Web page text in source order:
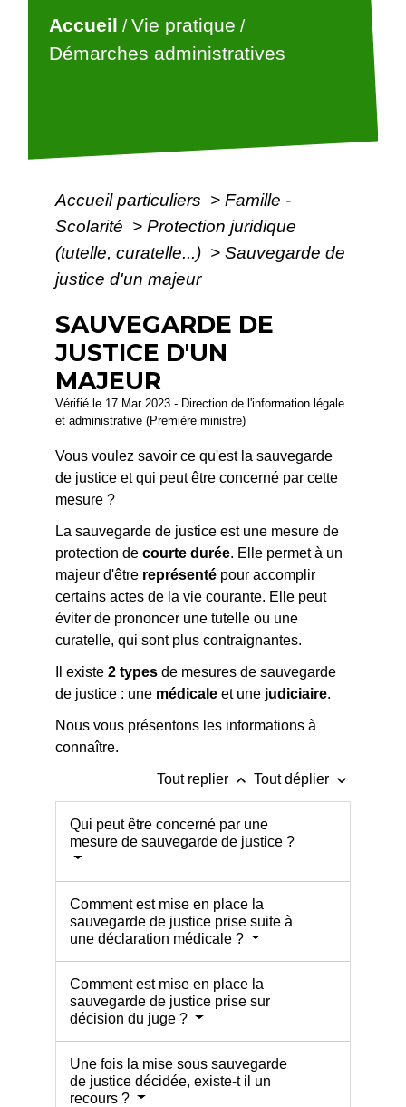
Accueil /Vie pratique /
Démarches administratives
Accueil particuliers > Famille -
Scolarité > Protection juridique
(tutelle, curatelle...) > Sauvegarde de
justice d'un majeur
SAUVEGARDE DE
JUSTICE D'UN
MAJEUR
Vérifié le 17 Mar 2023 - Direction de l'information légale
et administrative (Première ministre)
Vous voulez savoir ce qu'est la sauvegarde
de justice et qui peut être concerné par cette
mesure ?
La sauvegarde de justice est une mesure de
protection de courte durée. Elle permet à un
majeur d'être représenté pour accomplir
certains actes de la vie courante. Elle peut
éviter de prononcer une tutelle ou une
curatelle, qui sont plus contraignantes.
Il existe2 types de mesures de sauvegarde
de justice : une médicale et une judiciaire.
Nous vous présentons les informations à
connaître.
Tout replier keyboard_arrow_up Tout déplier keyboard_arrow_down
Qui peut être concerné par une
mesure de sauvegarde de justice ?
Comment est mise en place la
sauvegarde de justice prise suite à
une déclaration médicale ?
Comment est mise en place la
sauvegarde de justice prise sur
décision du juge ?
Une fois la mise sous sauvegarde
de justice décidée, existe-t il un
recours ?